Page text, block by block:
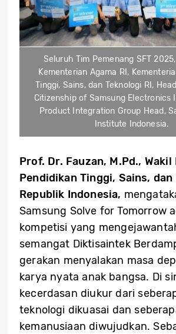
Seluruh Tim Pemenang SFT
Kementerian Agama RI,
Tinggi, Sains, dan Teknologi RI,
Citizenship of Samsung Electronics
Product Integration Group Head,
Institute Indonesia.
Prof. Dr. Fauzan, M.Pd.,
Pendidikan Tinggi, Sains, dan
Republik Indonesia,
Samsung Solve for Tomorrow
kompetisi yang
semangat Diktisaintek
gerakan menyalakan masa
karya nyata anak bangsa. Di
kecerdasan diukur dari
teknologi dikuasai dan
kemanusiaan diwujudkan.